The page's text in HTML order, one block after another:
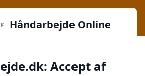
Inspiration, teknikker og fællesskab -
✔️ Altid de bedste priser
Håndarbejde Online
Accept af